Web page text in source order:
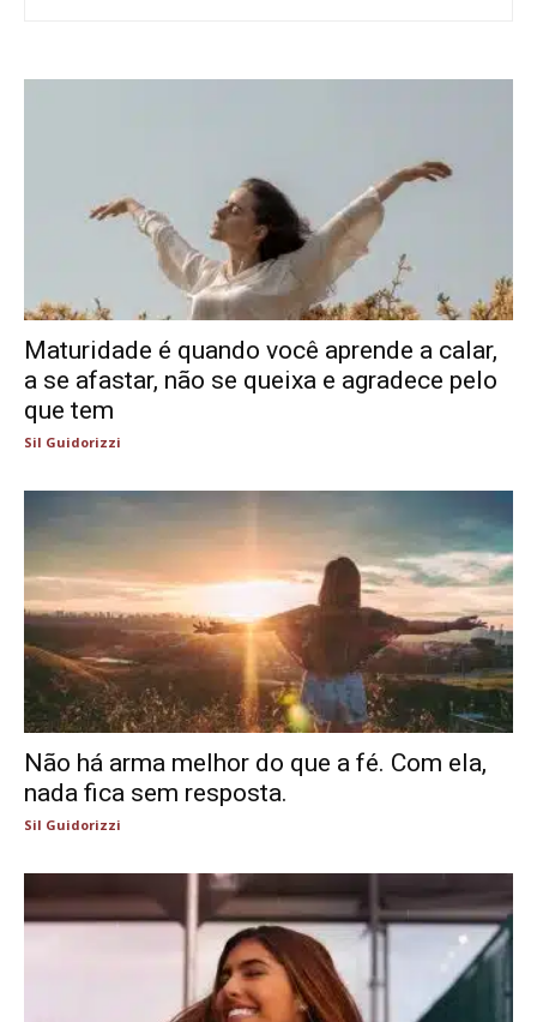
Maturidade é quando você aprende a calar,
a se afastar, não se queixa e agradece pelo
que tem
Sil Guidorizzi
Não há arma melhor do que a fé. Com ela,
nada fica sem resposta.
Sil Guidorizzi